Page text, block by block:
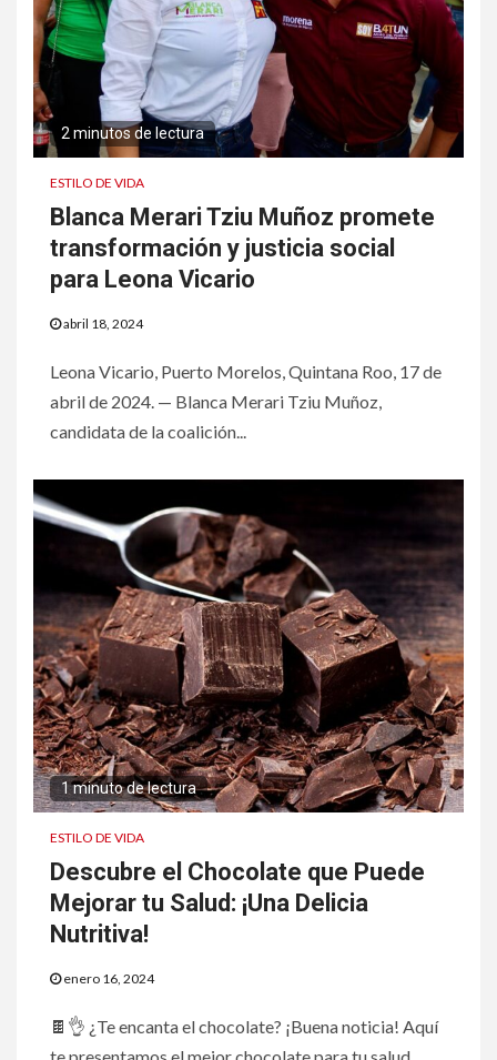
2 minutos de lectura
ESTILO DE VIDA
Blanca Merari Tziu Muñoz promete
transformación y justicia social
para Leona Vicario
abril 18, 2024
Leona Vicario, Puerto Morelos, Quintana Roo, 17 de
abril de 2024. — Blanca Merari Tziu Muñoz,
candidata de la coalición...
1 minuto de lectura
ESTILO DE VIDA
Descubre el Chocolate que Puede
Mejorar tu Salud: ¡Una Delicia
Nutritiva!
enero 16, 2024
🍫👌 ¿Te encanta el chocolate? ¡Buena noticia! Aquí